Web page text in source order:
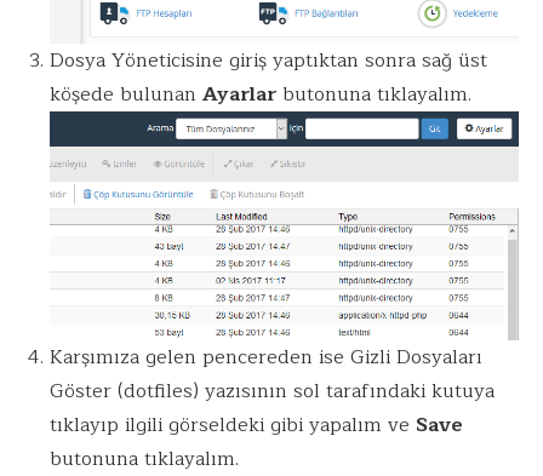
Dosya Yöneticisine giriş yaptıktan sonra sağ üst
köşede bulunan Ayarlarbutonuna tıklayalım.
Karşımıza gelen pencereden ise Gizli Dosyaları
Göster (dotfiles) yazısının sol tarafındaki kutuya
tıklayıp ilgili görseldeki gibi yapalım ve Save
butonuna tıklayalım.